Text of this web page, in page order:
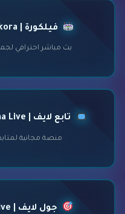
فيلكورة | Filkora - بث مباشر احترافي
بث مباشر احترافي
تابع لايف | Tabaa Live - مجاني بدون تقطيع
منصة مجانية
جول لايف | Goal Live - أهداف لحظية